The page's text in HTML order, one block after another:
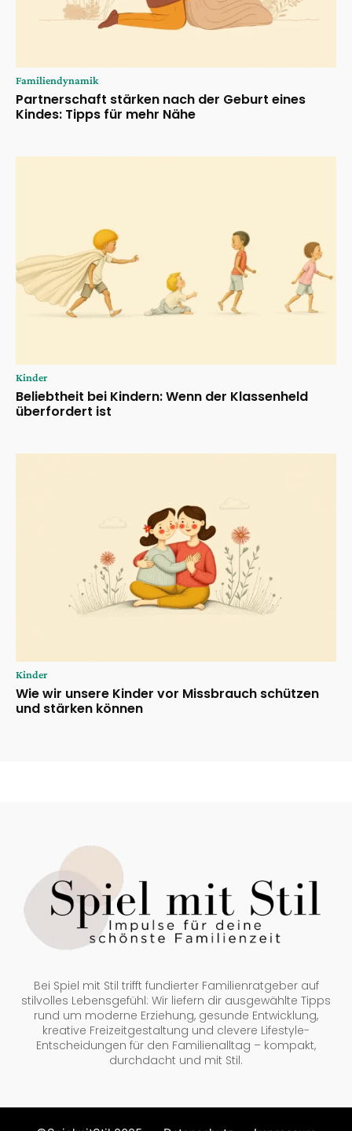
Familiendynamik
Partnerschaft stärken nach der Geburt eines
Kindes: Tipps für mehr Nähe
Kinder
Beliebtheit bei Kindern: Wenn der Klassenheld
überfordert ist
Kinder
Wie wir unsere Kinder vor Missbrauch schützen
und stärken können
Bei Spiel mit Stil trifft fundierter Familienratgeber auf
stilvolles Lebensgefühl: Wir liefern dir ausgewählte Tipps
rund um moderne Erziehung, gesunde Entwicklung,
kreative Freizeitgestaltung und clevere Lifestyle-
Entscheidungen für den Familienalltag – kompakt,
durchdacht und mit Stil.